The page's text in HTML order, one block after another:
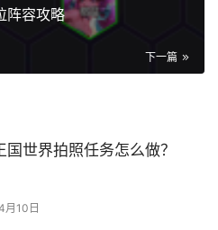
阵容攻略
下一篇
国世界拍照任务怎么做？
月10日